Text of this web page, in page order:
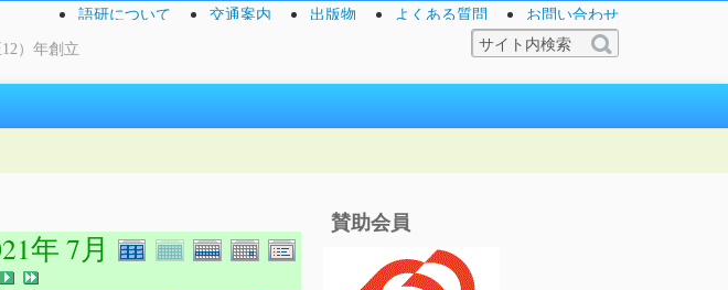
）年創立
語研について 交通案内 出版物 よくある質問 お問い合わせ
年 7月
賛助会員